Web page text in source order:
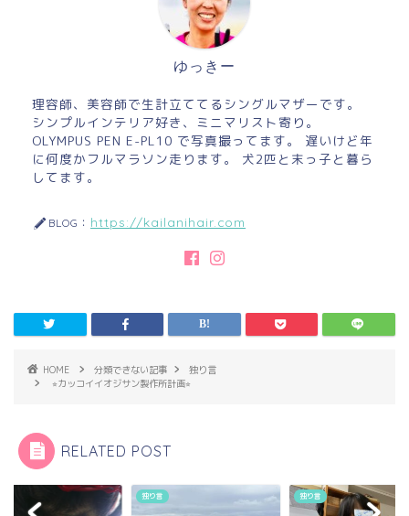
ゆっきー
理容師、美容師で生計立ててるシングルマザーです。
シンプルインテリア好き、ミニマリスト寄り。
OLYMPUS PEN E-PL10 で写真撮ってます。 遅いけど年
に何度かフルマラソン走ります。 犬2匹と末っ子と暮ら
してます。
BLOG： https://kailanihair.com
HOME 分類できない記事
独り言
⭐︎カッコイイオジサン製作所計画⭐︎
RELATED POST
独り言 独り言